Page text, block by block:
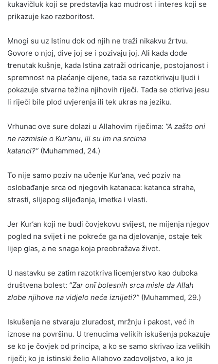
kukavičluk koji se predstavlja kao mudrost i interes koji se
prikazuje kao razboritost.
Mnogi su uz Istinu dok od njih ne traži nikakvu žrtvu.
Govore o njoj, dive joj se i pozivaju joj. Ali kada dođe
trenutak kušnje, kada Istina zatraži odricanje, postojanost i
spremnost na plaćanje cijene, tada se razotkrivaju ljudi i
pokazuje stvarna težina njihovih riječi. Tada se otkriva jesu
li riječi bile plod uvjerenja ili tek ukras na jeziku.
Vrhunac ove sure dolazi u Allahovim riječima: ”A zašto oni
ne razmisle o Kur’anu, ili su im na srcima
katanci?” (Muhammed, 24.)
To nije samo poziv na učenje Kur’ana, već poziv na
oslobađanje srca od njegovih katanaca: katanca straha,
strasti, slijepog slijeđenja, imetka i vlasti.
Jer Kur’an koji ne budi čovjekovu svijest, ne mijenja njegov
pogled na svijet i ne pokreće ga na djelovanje, ostaje tek
lijep glas, a ne snaga koja preobražava život.
U nastavku se zatim razotkriva licemjerstvo kao duboka
društvena bolest: ”Zar onī bolesnih srca misle da Allah
zlobe njihove na vidjelo neće iznijeti?” (Muhammed, 29.)
Iskušenja ne stvaraju zluradost, mržnju i pakost, već ih
iznose na površinu. U trenucima velikih iskušenja pokazuje
se ko je čovjek od principa, a ko se samo skrivao iza velikih
riječi; ko je istinski želio Allahovo zadovoljstvo, a ko je